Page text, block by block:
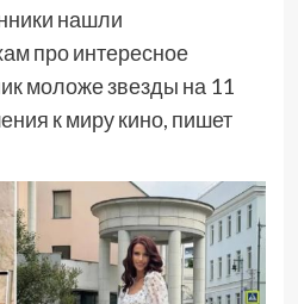
нашли
про интересное
моложе звезды на 11
к миру кино, пишет